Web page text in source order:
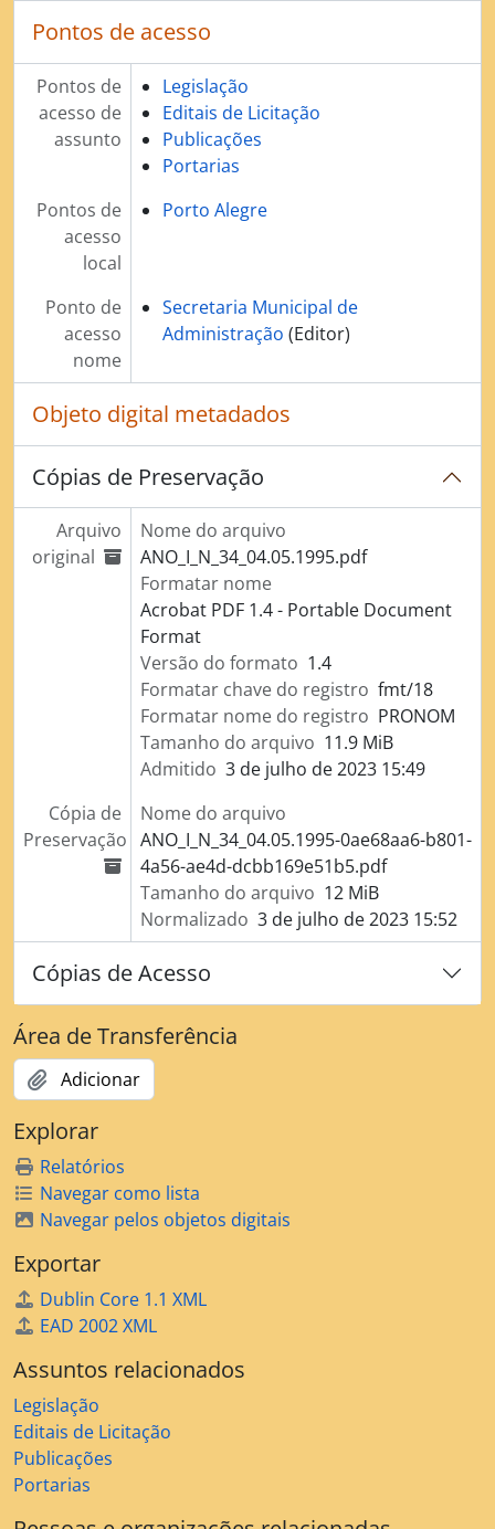
Pontos de acesso
Pontos de
acesso de
assunto
Legislação
Editais de Licitação
Publicações
Portarias
Pontos de
acesso
local
Porto Alegre
Ponto de
acesso
nome
Secretaria Municipal de
Administração (Editor)
Objeto digital metadados
Cópias de Preservação
Arquivo
original
Nome do arquivo
ANO_I_N_34_04.05.1995.pdf
Formatar nome
Acrobat PDF 1.4 - Portable Document
Format
Versão do formato 1.4
Formatar chave do registro fmt/18
Formatar nome do registro PRONOM
Tamanho do arquivo 11.9 MiB
Admitido 3 de julho de 2023 15:49
Cópia de
Preservação
Nome do arquivo
ANO_I_N_34_04.05.1995-0ae68aa6-b801-
4a56-ae4d-dcbb169e51b5.pdf
Tamanho do arquivo 12 MiB
Normalizado 3 de julho de 2023 15:52
Cópias de Acesso
Área de Transferência
Adicionar
Explorar
Relatórios
Navegar como lista
Navegar pelos objetos digitais
Exportar
Dublin Core 1.1 XML
EAD 2002 XML
Assuntos relacionados
Legislação
Editais de Licitação
Publicações
Portarias